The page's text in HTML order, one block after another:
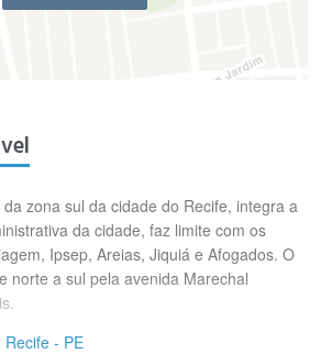
zona sul da cidade do Recife, integra a
da cidade, faz limite com os
Ipsep, Areias, Jiquiá e Afogados. O
norte a sul pela avenida Marechal
- PE